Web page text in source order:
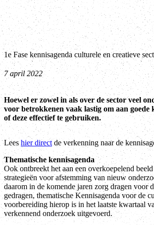
1e Fase kennisagenda culturele en creatieve
7 april 2022
Hoewel er zowel in als over de sector veel
voor betrokkenen vaak lastig om aan goede
of deze effectief te gebruiken.
Leeshier directde verkenning naar de
Thematische kennisagenda
Ook ontbreekt het aan een overkoepelend
strategieën voor afstemming van nieuw
daarom in de komende jaren zorg dragen voor
gedragen, thematische Kennisagenda voor de
voorbereiding hierop is in het laatste kwartaal
verkennend onderzoek uitgevoerd.